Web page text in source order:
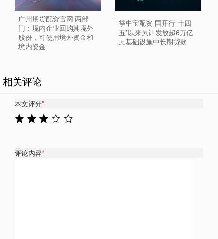
广州期货配资官网 两部
门：境内企业回购其境外
股份，可使用境外资金和
境内资金
掌中宝配资 国开行“十四
五”以来累计发放超6万亿
元基础设施中长期贷款
相关评论
本文评分*
评论内容*